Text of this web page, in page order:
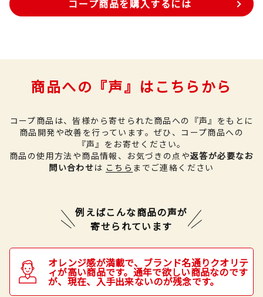
コープ商品を購入するには
商品への『声』はこちらから
コープ商品は、皆様から寄せられた商品への『声』をもとに
商品開発や改善を行っています。 ぜひ、コープ商品への
『声』をお寄せください。
商品の使用方法や商品情報、お気づきの点や返答が必要なお
問い合わせは こちら までご連絡ください
例えばこんな商品の声が
寄せられています
オレンジ感が満載で、ブランド名通りクオリテ
ィが高い商品です。通年で欲しい商品なのです
が、現在、入手出来ないのが残念です。